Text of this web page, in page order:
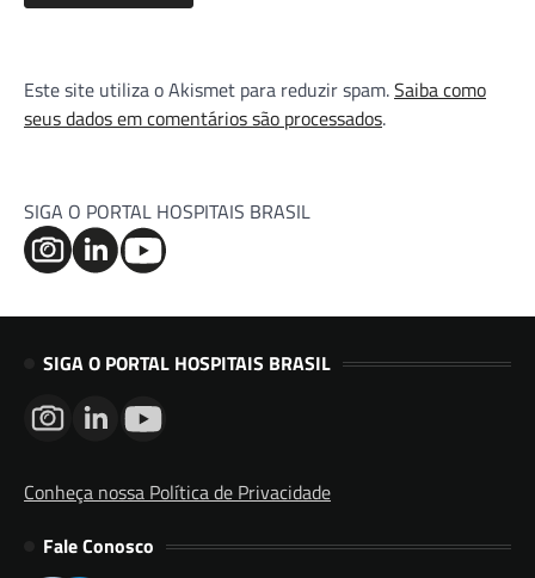
Este site utiliza o Akismet para reduzir spam.Saiba como
seus dados em comentários são processados.
SIGA O PORTAL HOSPITAIS BRASIL
SIGA O PORTAL HOSPITAIS BRASIL
Conheça nossa Política de Privacidade
Fale Conosco